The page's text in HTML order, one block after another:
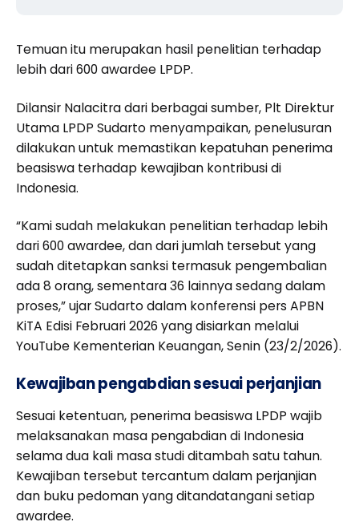
Temuan itu merupakan hasil penelitian terhadap
lebih dari 600 awardee LPDP.
Dilansir Nalacitra dari berbagai sumber, Plt Direktur
Utama LPDP Sudarto menyampaikan, penelusuran
dilakukan untuk memastikan kepatuhan penerima
beasiswa terhadap kewajiban kontribusi di
Indonesia.
“Kami sudah melakukan penelitian terhadap lebih
dari 600 awardee, dan dari jumlah tersebut yang
sudah ditetapkan sanksi termasuk pengembalian
ada 8 orang, sementara 36 lainnya sedang dalam
proses,” ujar Sudarto dalam konferensi pers APBN
KiTA Edisi Februari 2026 yang disiarkan melalui
YouTube Kementerian Keuangan, Senin (23/2/2026).
Kewajiban pengabdian sesuai perjanjian
Sesuai ketentuan, penerima beasiswa LPDP wajib
melaksanakan masa pengabdian di Indonesia
selama dua kali masa studi ditambah satu tahun.
Kewajiban tersebut tercantum dalam perjanjian
dan buku pedoman yang ditandatangani setiap
awardee.